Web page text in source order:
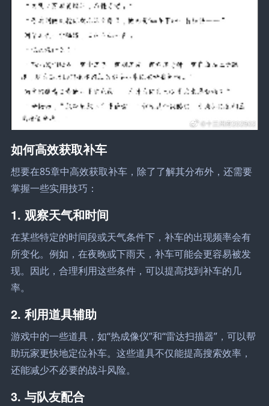
如何高效获取补车
想要在85章中高效获取补车，除了了解其分布外，还需要
掌握一些实用技巧：
1. 观察天气和时间
在某些特定的时间段或天气条件下，补车的出现频率会有
所变化。例如，在夜晚或下雨天，补车可能会更容易被发
现。因此，合理利用这些条件，可以提高找到补车的几
率。
2. 利用道具辅助
游戏中的一些道具，如“热成像仪”和“雷达扫描器”，可以帮
助玩家更快地定位补车。这些道具不仅能提高搜索效率，
还能减少不必要的战斗风险。
3. 与队友配合